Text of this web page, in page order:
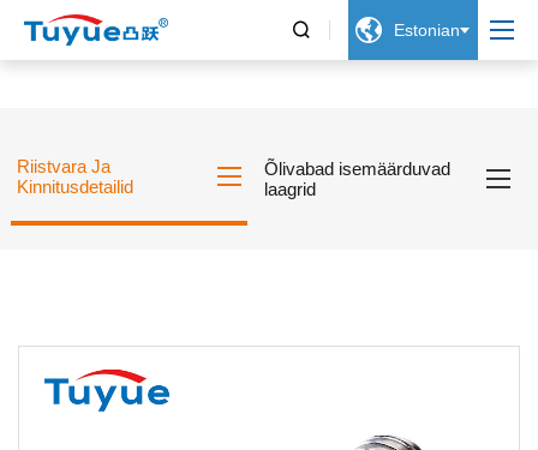
  Estonian
Riistvara Ja
Kinnitusdetailid
Õlivabad isemäärduvad
laagrid